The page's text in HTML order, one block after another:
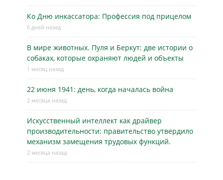
Ко Дню инкассатора: Профессия под прицелом
6 дней назад
В мире животных. Пуля и Беркут: две истории о
собаках, которые охраняют людей и объекты
1 месяц назад
22 июня 1941: день, когда началась война
2 месяца назад
Искусственный интеллект как драйвер
производительности: правительство утвердило
механизм замещения трудовых функций.
2 месяца назад